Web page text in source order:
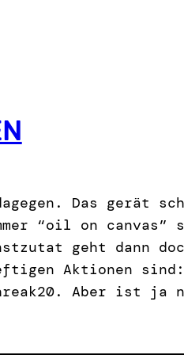
Das gerät
“oil on canvas”
geht dann
Aktionen sind:
Aber ist